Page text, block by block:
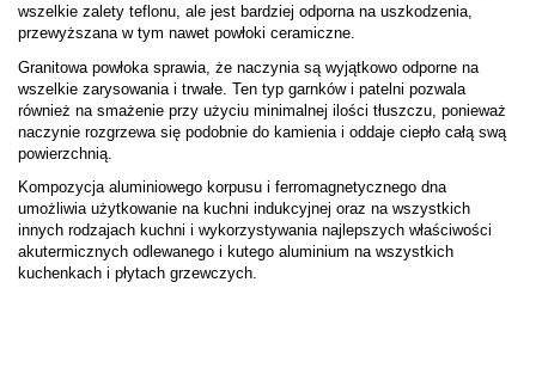
wszelkie zalety teflonu, ale jest bardziej odporna na uszkodzenia,
przewyższana w tym nawet powłoki ceramiczne.
Granitowa powłoka sprawia, że naczynia są wyjątkowo odporne na
wszelkie zarysowania i trwałe. Ten typ garnków i patelni pozwala
również na smażenie przy użyciu minimalnej ilości tłuszczu, ponieważ
naczynie rozgrzewa się podobnie do kamienia i oddaje ciepło całą swą
powierzchnią.
Kompozycja aluminiowego korpusu i ferromagnetycznego dna
umożliwia użytkowanie na kuchni indukcyjnej oraz na wszystkich
innych rodzajach kuchni i wykorzystywania najlepszych właściwości
akutermicznych odlewanego i kutego aluminium na wszystkich
kuchenkach i płytach grzewczych.